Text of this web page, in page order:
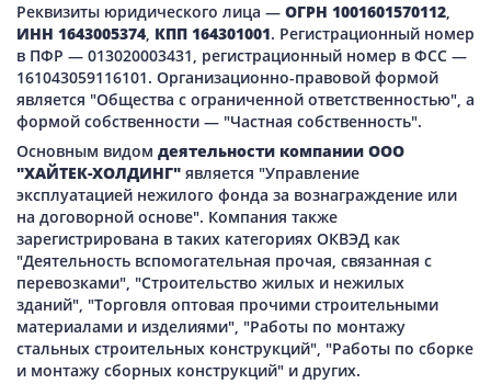
Реквизиты юридического лица — ОГРН 1001601570112,
ИНН 1643005374, КПП 164301001. Регистрационный номер
в ПФР — 013020003431, регистрационный номер в ФСС —
161043059116101. Организационно-правовой формой
является "Общества с ограниченной ответственностью", а
формой собственности — "Частная собственность".
Основным видом деятельности компании ООО
"ХАЙТЕК-ХОЛДИНГ" является "Управление
эксплуатацией нежилого фонда за вознаграждение или
на договорной основе". Компания также
зарегистрирована в таких категориях ОКВЭД как
"Деятельность вспомогательная прочая, связанная с
перевозками", "Строительство жилых и нежилых
зданий", "Торговля оптовая прочими строительными
материалами и изделиями", "Работы по монтажу
стальных строительных конструкций", "Работы по сборке
и монтажу сборных конструкций" и других.